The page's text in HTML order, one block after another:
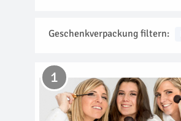
Geschenkverpackung filtern:
1